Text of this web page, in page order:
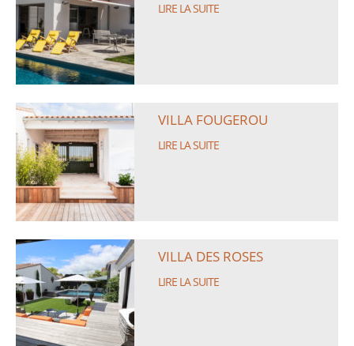
LIRE LA SUITE
VILLA FOUGEROU
LIRE LA SUITE
VILLA DES ROSES
LIRE LA SUITE